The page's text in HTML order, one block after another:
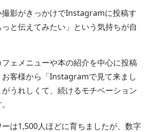
撮影がきっかけでInstagramに投稿す
と伝えてみたい」という気持ちが自
ェメニューや本の紹介を中心に投稿
お客様から「Instagramで見て来まし
うれしくて、続けるモチベーション
は1,500人ほどに育ちましたが、数字